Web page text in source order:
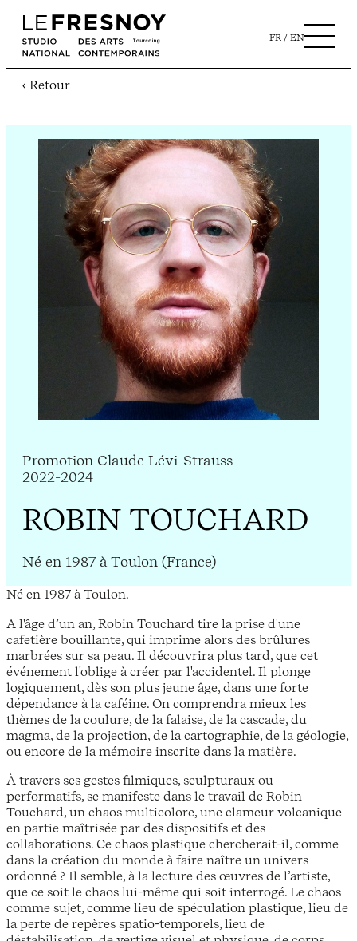
FR EN
‹ Retour
Promotion Claude Lévi-Strauss
2022-2024
ROBIN TOUCHARD
Né en 1987 à Toulon (France)
Né en 1987 à Toulon.
A l'âge d’un an, Robin Touchard tire la prise d'une
cafetière bouillante, qui imprime alors des brûlures
marbrées sur sa peau. Il découvrira plus tard, que cet
événement l'oblige à créer par l'accidentel. Il plonge
logiquement, dès son plus jeune âge, dans une forte
dépendance à la caféine. On comprendra mieux les
thèmes de la coulure, de la falaise, de la cascade, du
magma, de la projection, de la cartographie, de la géologie,
ou encore de la mémoire inscrite dans la matière.
À travers ses gestes filmiques, sculpturaux ou
performatifs, se manifeste dans le travail de Robin
Touchard, un chaos multicolore, une clameur volcanique
en partie maîtrisée par des dispositifs et des
collaborations. Ce chaos plastique chercherait-il, comme
dans la création du monde à faire naître un univers
ordonné ? Il semble, à la lecture des œuvres de l’artiste,
que ce soit le chaos lui-même qui soit interrogé. Le chaos
comme sujet, comme lieu de spéculation plastique, lieu de
la perte de repères spatio-temporels, lieu de